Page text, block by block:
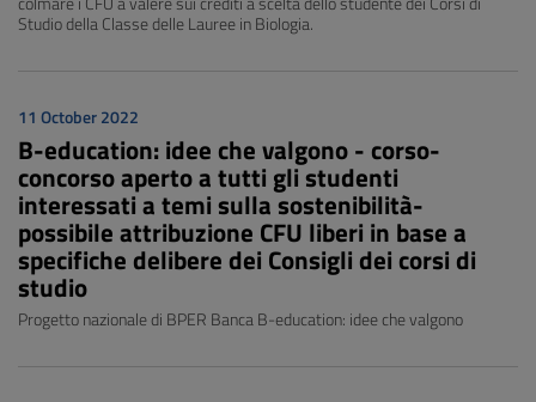
Studio della Classe delle Lauree in Biologia.
11 October 2022
B-education: idee che valgono - corso-
concorso aperto a tutti gli studenti
interessati a temi sulla sostenibilità-
possibile attribuzione CFU liberi in base a
specifiche delibere dei Consigli dei corsi di
studio
Progetto nazionale di BPER Banca B-education: idee che valgono